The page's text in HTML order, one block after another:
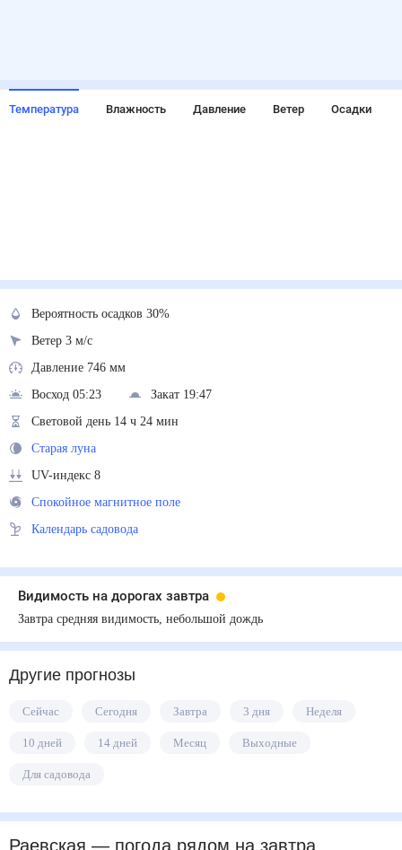
Температура Влажность Давление Ветер Осадки
Вероятность осадков 30%
Ветер 3 м/с
Давление 746 мм
Восход 05:23
Закат 19:47
Световой день 14 ч 24 мин
Старая луна
UV-индекс 8
Спокойное магнитное поле
Календарь садовода
Видимость на дорогах завтра
Завтра средняя видимость, небольшой дождь
Другие прогнозы
Сейчас Сегодня Завтра 3 дня Неделя
10 дней 14 дней Месяц Выходные
Для садовода
Раевская — погода рядомна завтра